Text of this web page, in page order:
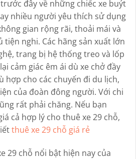
đây về những chiếc xe buýt
nhiều người yêu thích sử dụng
gian rộng rãi, thoải mái và
nghi. Các hãng sản xuất lớn
trang bị hệ thống treo và lốp
cảm giác êm ái dù xe chở đầy
hợp cho các chuyến đi du lịch,
của đoàn đông người. Với chi
rất phải chăng. Nếu bạn
cả hợp lý cho thuê xe 29 chỗ,
thuê xe 29 chỗ giá rẻ
29 chỗ nổi bật hiện nay của